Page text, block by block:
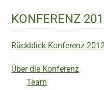
KONFERENZ
Rückblick Konferenz
Über die Konferenz
Team